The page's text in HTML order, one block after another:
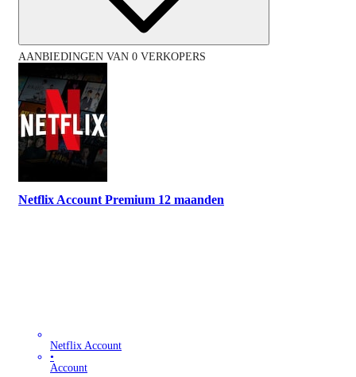
AANBIEDINGEN VAN 0 VERKOPERS
Netflix Account Premium 12 maanden
Netflix Account
•
Account